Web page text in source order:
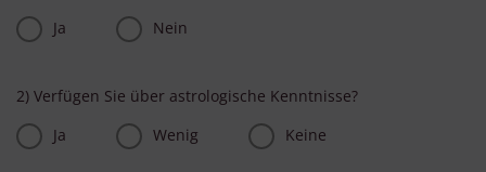
Ja
Nein
2) Verfügen Sie über astrologische Kenntnisse?
Ja
Wenig Keine